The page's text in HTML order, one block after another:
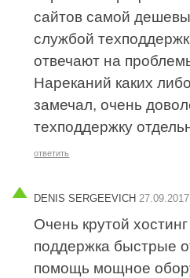
сайтов самой
службой
отвечают на
Нареканий каких
замечал, очень
техподдержку
ответить
DENIS SERGEEVICH
Очень крутой
поддержка быстрые
помощь мощное